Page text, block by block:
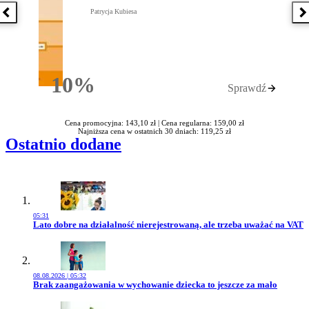
Poprzednia książka
10%Rabatu
Patrycja Kubiesa
Sprawdź
Cena promocyjna: 143,10 zł | Cena regularna: 159,00 zł
Najniższa cena w ostatnich 30 dniach: 119,25 zł
Ostatnio dodane
05:31
Przejdź do artykułu:
Lato dobre na działalność nierejestrowaną, ale trzeba uważać na VAT
08.08.2026 | 05:32
Przejdź do artykułu:
Brak zaangażowania w wychowanie dziecka to jeszcze za mało